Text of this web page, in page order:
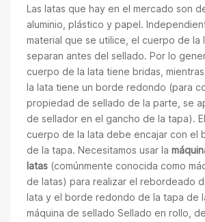
Las latas que hay en el mercado son
aluminio, plástico y papel.
material que se utilice, el cuerpo de la
separan antes del sellado. Por lo
cuerpo de la lata tiene bridas,
la lata tiene un borde redondo (para
propiedad de sellado de la parte, se
de sellador en el gancho de la tapa).
cuerpo de la lata debe encajar con el
de la tapa. Necesitamos usar la
latas (comúnmente conocida como
de latas) para realizar el rebordeado
lata y el borde redondo de la tapa de
máquina de sellado Sellado en rollo,